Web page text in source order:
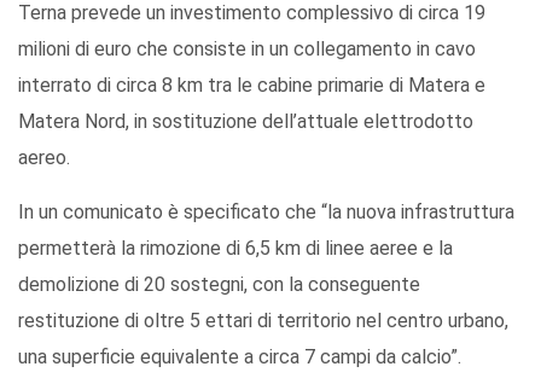
Terna prevede un investimento complessivo di circa 19
milioni di euro che consiste in un collegamento in cavo
interrato di circa 8 km tra le cabine primarie di Matera e
Matera Nord, in sostituzione dell’attuale elettrodotto
aereo.
In un comunicato è specificato che “la nuova infrastruttura
permetterà la rimozione di 6,5 km di linee aeree e la
demolizione di 20 sostegni, con la conseguente
restituzione di oltre 5 ettari di territorio nel centro urbano,
una superficie equivalente a circa 7 campi da calcio”.